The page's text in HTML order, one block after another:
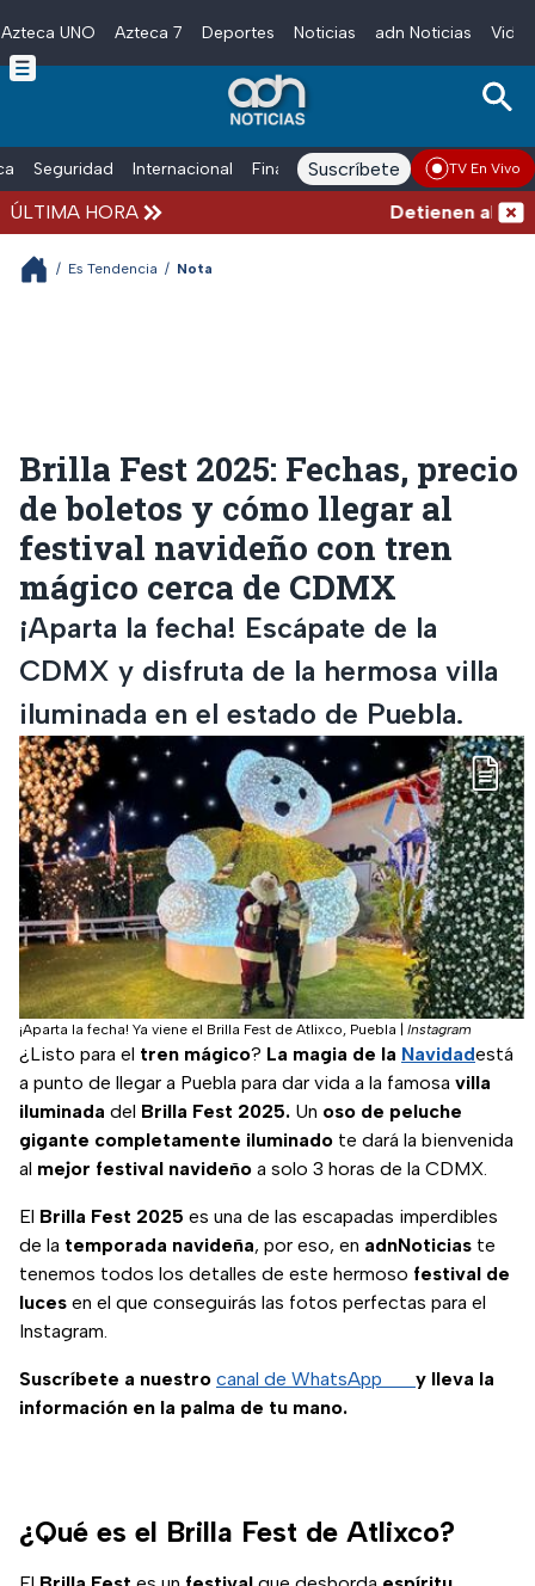
Skip to main content
Azteca UNO Azteca 7 Deportes Noticias adn Noticias
Seguridad Internacional Finanzas adn Noticias Radio
Suscríbete TV En Vivo
ÚLTIMA HORA Detienen al
/ Es Tendencia / Nota
Brilla Fest 2025: Fechas, precio
de boletos y cómo llegar al
festival navideño con tren
mágico cerca de CDMX
¡Aparta la fecha! Escápate de la
CDMX y disfruta de la hermosa villa
iluminada en el estado de Puebla.
¡Aparta la fecha! Ya viene el Brilla Fest de Atlixco, Puebla Instagram
¿Listo para el tren mágico? La magia de la Navidadestá
a punto de llegar a Puebla para dar vida a la famosa villa
iluminada del Brilla Fest 2025. Un oso de peluche
gigante completamente iluminado te dará la bienvenida
al mejor festival navideño a solo 3 horas de la CDMX.
El Brilla Fest 2025 es una de las escapadas imperdibles
de la temporada navideña, por eso, en adnNoticias te
tenemos todos los detalles de este hermoso festival de
luces en el que conseguirás las fotos perfectas para el
Instagram.
Suscríbete a nuestro canal de WhatsApp
y lleva la
información en la palma de tu mano.
¿Qué es el Brilla Fest de Atlixco?